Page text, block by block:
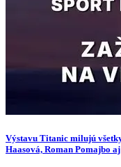
Výstavu Titanic milujú
Haasová, Roman Pomajbo